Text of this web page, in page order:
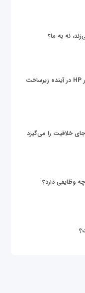
نه به ما؟
زیر پوست دنیای داده؛ نقش سرور HP در آینده زیرساخت
خلاقیت را می‌گیرد
وظایفی دارد؟